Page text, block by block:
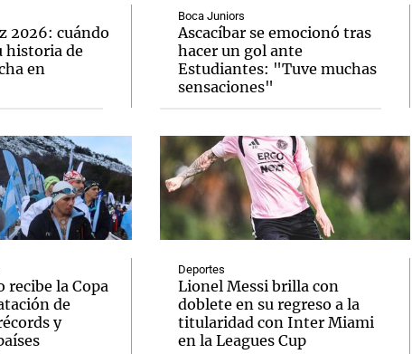
2026: cuándo
historia de
en
la Copa
de
y
Boca Juniors
Ascacíbar se emocionó tras
hacer un gol ante
Estudiantes: "Tuve muchas
sensaciones"
Deportes
Lionel Messi brilla con
doblete en su regreso a la
titularidad con Inter Miami
en la Leagues Cup
El huracán de Arequito
Notas
Cadena 3 en Groenlandia